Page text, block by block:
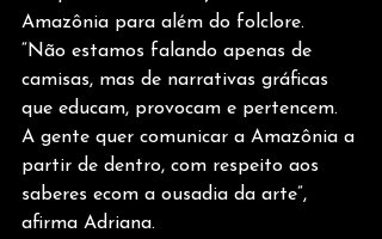
Amazônia para além do folclore.
“Não estamos falando apenas de
camisas, mas de narrativas gráficas
que educam, provocam e pertencem.
A gente quer comunicar a Amazônia a
partir de dentro, com respeito aos
saberes ecom a ousadia da arte”,
afirma Adriana.